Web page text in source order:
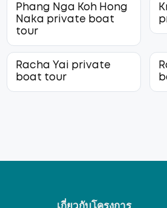
Phang Nga Koh Hong
Naka private boat
tour
Racha Yai private
boat tour